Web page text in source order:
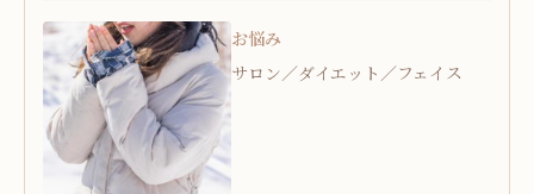
お悩み
サロン／ダイエット／フェイス